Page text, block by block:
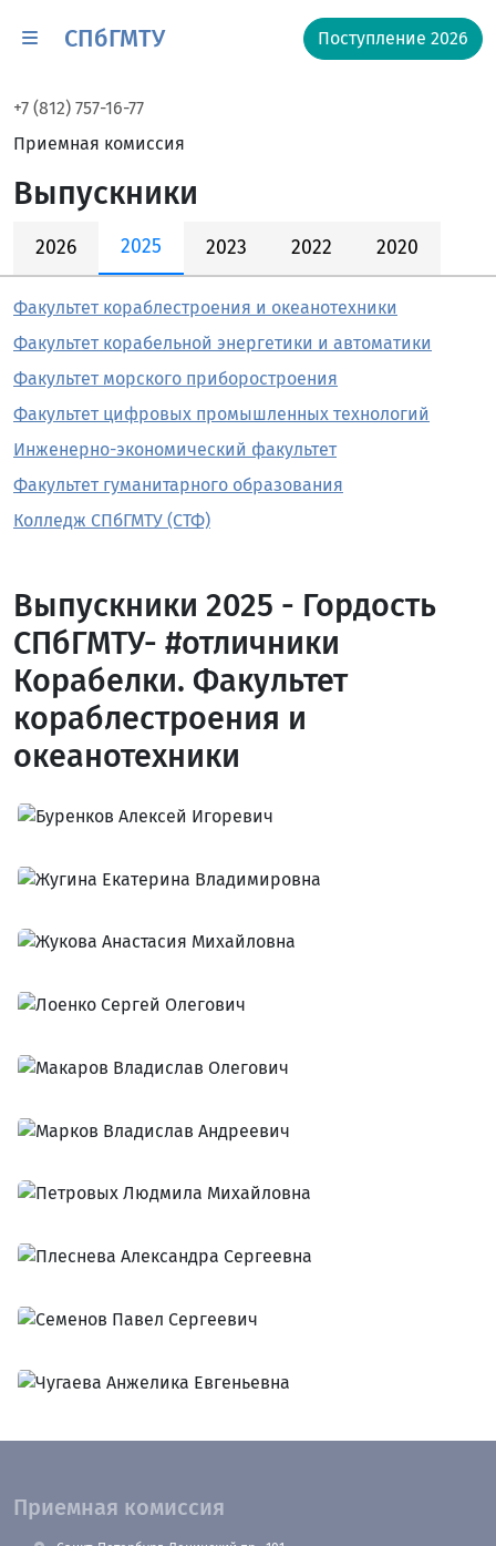
СПбГМТУ Поступление 2026
+7 (812) 757-16-77
Приемная комиссия
Выпускники
2026 2025 2023 2022 2020
Факультет кораблестроения и океанотехники
Факультет корабельной энергетики и автоматики
Факультет морского приборостроения
Факультет цифровых промышленных технологий
Инженерно-экономический факультет
Факультет гуманитарного образования
Колледж СПбГМТУ (СТФ)
Выпускники 2025 - Гордость
СПбГМТУ- #отличники
Корабелки. Факультет
кораблестроения и
океанотехники
Приемная комиссия